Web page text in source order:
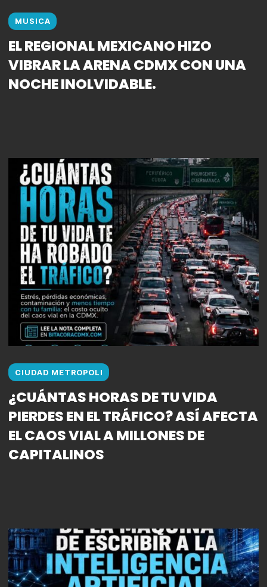
MUSICA
EL REGIONAL MEXICANO HIZO
VIBRAR LA ARENA CDMX CON UNA
NOCHE INOLVIDABLE.
CIUDAD METROPOLI
¿CUÁNTAS HORAS DE TU VIDA
PIERDES EN EL TRÁFICO? ASÍ AFECTA
EL CAOS VIAL A MILLONES DE
CAPITALINOS